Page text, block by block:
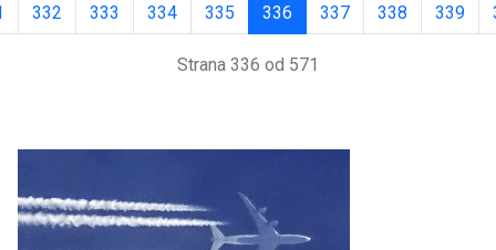
332 333 334 335 336 337 338 339
Strana 336 od 571